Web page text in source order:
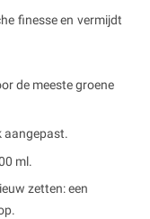
finesse en vermijdt
de meeste groene
aangepast.
ml.
zetten: een